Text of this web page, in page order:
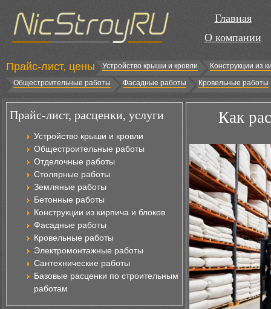
Главная
О компании
Прайс-лист, цены Устройство крыши и кровли
Конструкции из
Общестроительные работы
Фасадные работы Кровельные работы
Прайс-лист, расценки, услуги
Устройство крыши и кровли
Общестроительные работы
Отделочные работы
Столярные работы
Земляные работы
Бетонные работы
Конструкции из кирпича и блоков
Фасадные работы
Кровельные работы
Электромонтажные работы
Сантехнические работы
Базовые расценки по строительным
работам
Как